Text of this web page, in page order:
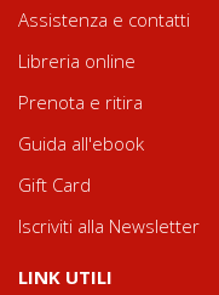
Assistenza e contatti
Libreria online
Prenota e ritira
Guida all'ebook
Gift Card
Iscriviti alla Newsletter
LINK UTILI